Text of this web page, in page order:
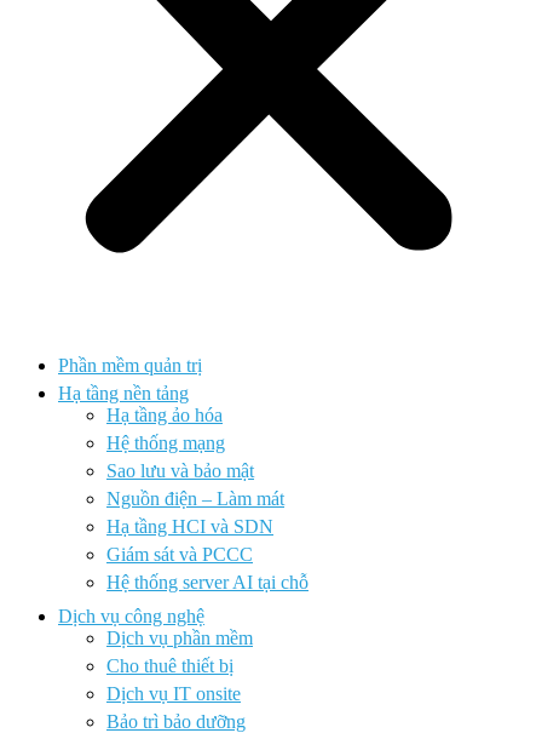
Phần mềm quản trị
Hạ tầng nền tảng
Hạ tầng ảo hóa
Hệ thống mạng
Sao lưu và bảo mật
Nguồn điện – Làm mát
Hạ tầng HCI và SDN
Giám sát và PCCC
Hệ thống server AI tại chỗ
Dịch vụ công nghệ
Dịch vụ phần mềm
Cho thuê thiết bị
Dịch vụ IT onsite
Bảo trì bảo dưỡng